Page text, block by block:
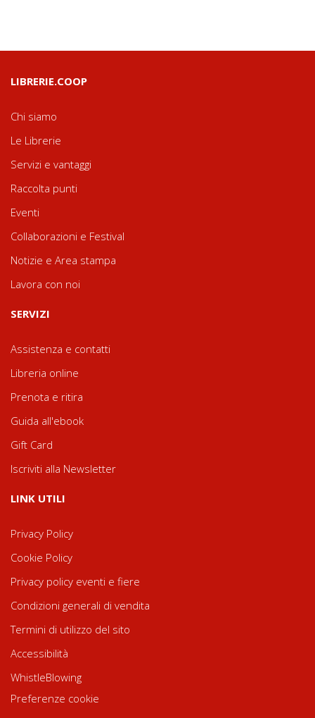
LIBRERIE.COOP
Chi siamo
Le Librerie
Servizi e vantaggi
Raccolta punti
Eventi
Collaborazioni e Festival
Notizie e Area stampa
Lavora con noi
SERVIZI
Assistenza e contatti
Libreria online
Prenota e ritira
Guida all'ebook
Gift Card
Iscriviti alla Newsletter
LINK UTILI
Privacy Policy
Cookie Policy
Privacy policy eventi e fiere
Condizioni generali di vendita
Termini di utilizzo del sito
Accessibilità
WhistleBlowing
Preferenze cookie